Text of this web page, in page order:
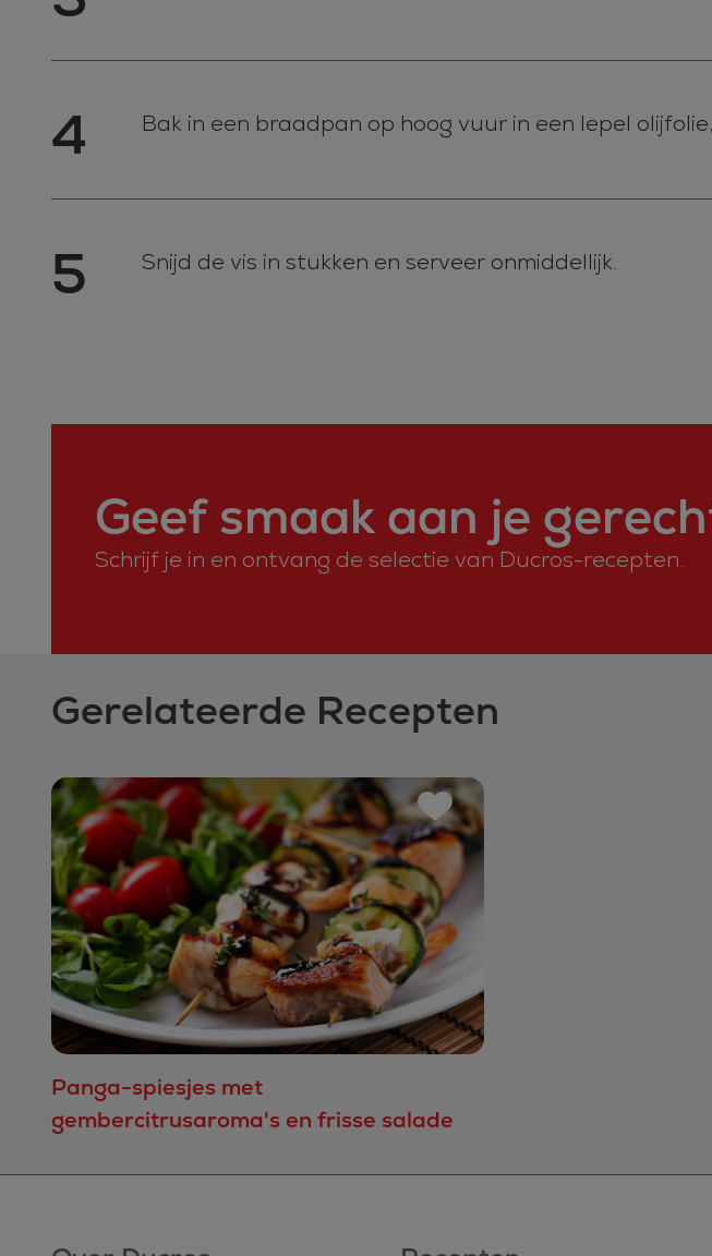
4 Bak in een braadpan op hoog vuur in een lepel
5 Snijd de vis in stukken en serveer onmiddellijk.
Geef smaak aan je
Schrijf je in en ontvang de selectie van Ducros-recepten.
Gerelateerde Recepten
Panga-spiesjes met
gembercitrusaroma's en frisse salade